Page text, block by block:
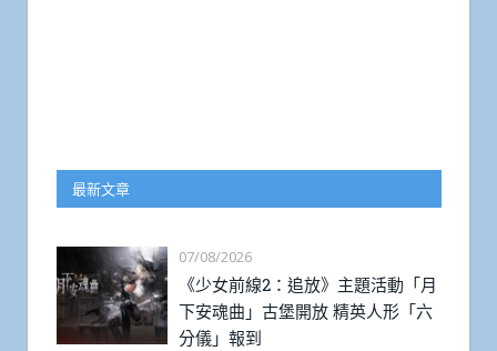
最新文章
07/08/2026
《少女前線2：追放》主題活動「月
下安魂曲」古堡開放 精英人形「六
分儀」報到